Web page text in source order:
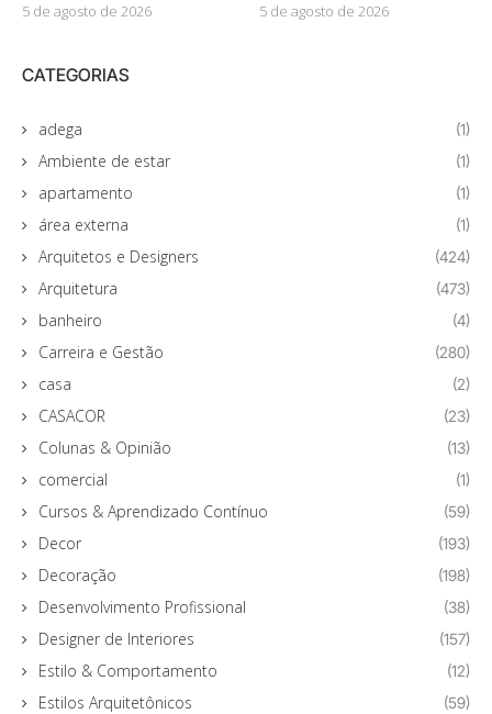
5 de agosto de 2026 5 de agosto de 2026
CATEGORIAS
adega (1)
Ambiente de estar (1)
apartamento (1)
área externa (1)
Arquitetos e Designers (424)
Arquitetura (473)
banheiro (4)
Carreira e Gestão (280)
casa (2)
CASACOR (23)
Colunas & Opinião (13)
comercial (1)
Cursos & Aprendizado Contínuo (59)
Decor (193)
Decoração (198)
Desenvolvimento Profissional (38)
Designer de Interiores (157)
Estilo & Comportamento (12)
Estilos Arquitetônicos (59)